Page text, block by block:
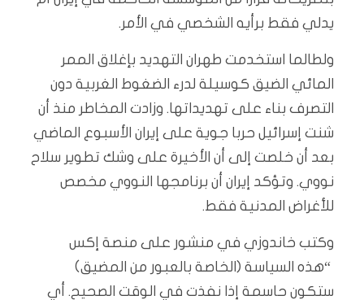
يدلي فقط برأيه الشخصي في الأمر.
ولطالما استخدمت طهران التهديد بإغلاق الممر
المائي الضيق كوسيلة لدرء الضغوط الغربية دون
التصرف بناء على تهديداتها. وزادت المخاطر منذ أن
شنت إسرائيل حربا جوية على إيران الأسبوع الماضي
بعد أن خلصت إلى أن الأخيرة على وشك تطوير سلاح
نووي. وتؤكد إيران أن برنامجها النووي مخصص
للأغراض المدنية فقط.
وكتب خاندوزي في منشور على منصة إكس
“هذه السياسة (الخاصة بالعبور من المضيق)
ستكون حاسمة إذا نفذت في الوقت الصحيح. أي